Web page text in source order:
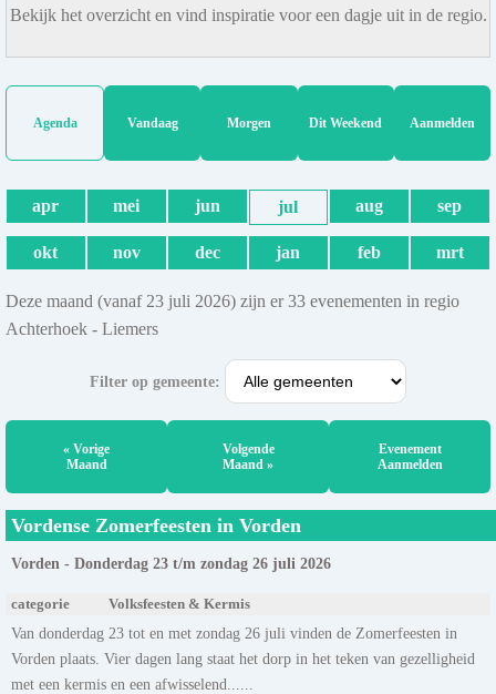
Bekijk het overzicht en vind inspiratie voor een dagje uit in de regio.
Agenda Vandaag Morgen Dit Weekend Aanmelden
apr mei jun jul aug sep
okt nov dec jan feb mrt
Deze maand (vanaf 23 juli 2026) zijn er 33 evenementen in regio
Achterhoek - Liemers
Filter op gemeente:
« Vorige
Maand
Volgende
Maand »
Evenement
Aanmelden
Vordense Zomerfeesten in Vorden
Vorden - Donderdag 23 t/m zondag 26 juli 2026
categorie Volksfeesten & Kermis
Van donderdag 23 tot en met zondag 26 juli vinden de Zomerfeesten in
Vorden plaats. Vier dagen lang staat het dorp in het teken van gezelligheid
met een kermis en een afwisselend......